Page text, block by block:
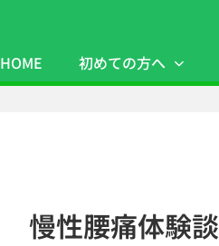
HOME 初めての方へ
慢性腰痛体験談